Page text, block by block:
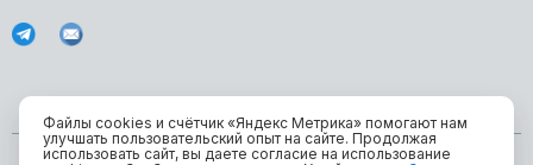
Файлы cookies и счётчик «Яндекс Метрика» помогают нам
улучшать пользовательский опыт на сайте. Продолжая
использовать сайт, вы даете согласие на использование